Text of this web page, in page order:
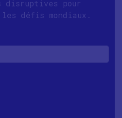
disruptives pour
les défis mondiaux.